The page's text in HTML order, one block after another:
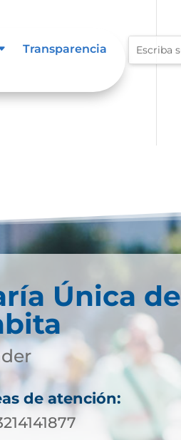
Transparencia
Única de
de atención: